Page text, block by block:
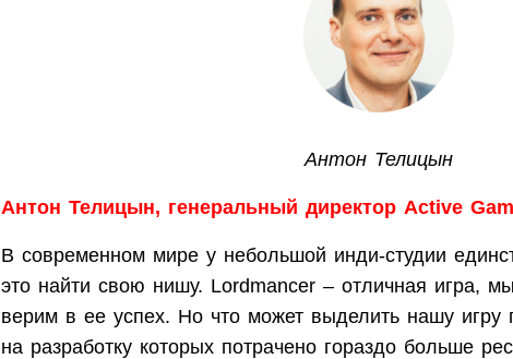
Антон Телицын
Антон Телицын, генеральный директор Active
В современном мире у небольшой инди-студии
это найти свою нишу. Lordmancer – отличная игра,
верим в ее успех. Но что может выделить нашу игру
на разработку которых потрачено гораздо больше